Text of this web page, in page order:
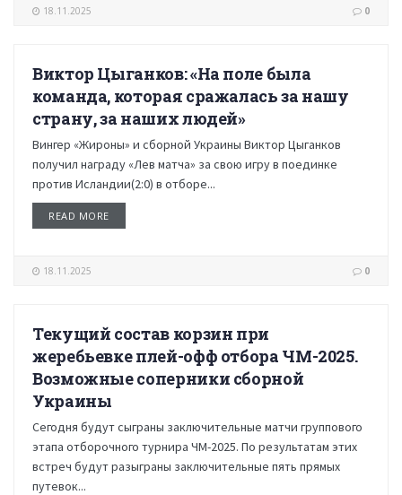
18.11.2025 0
НОВОСТИ
Виктор Цыганков: «На поле была
команда, которая сражалась за нашу
страну, за наших людей»
Вингер «Жироны» и сборной Украины Виктор Цыганков
получил награду «Лев матча» за свою игру в поединке
против Исландии(2:0) в отборе...
READ MORE
18.11.2025 0
НОВОСТИ
Текущий состав корзин при
жеребьевке плей-офф отбора ЧМ-2025.
Возможные соперники сборной
Украины
Сегодня будут сыграны заключительные матчи группового
этапа отборочного турнира ЧМ-2025. По результатам этих
встреч будут разыграны заключительные пять прямых
путевок...